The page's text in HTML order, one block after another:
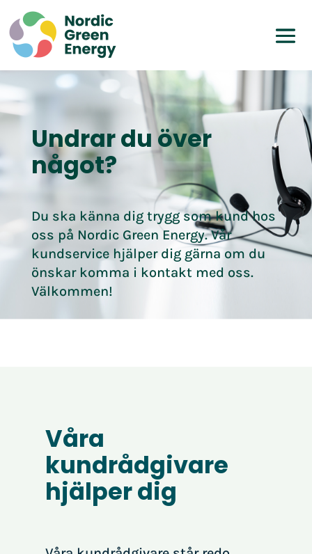
Undrar du över
något?
Du ska känna dig trygg som kund hos
oss på Nordic Green Energy. Vår
kundservice hjälper dig gärna om du
önskar komma i kontakt med oss.
Välkommen!
Våra
kundrådgivare
hjälper dig